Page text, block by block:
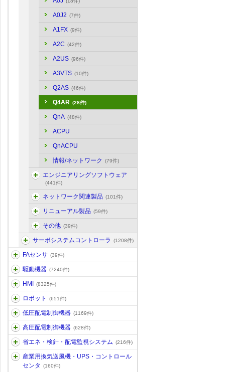
A0J2 (7件)
A1FX (9件)
A2C (42件)
A2US (96件)
A3VTS (10件)
Q2AS (46件)
Q4AR (28件)
QnA (48件)
ACPU
QnACPU
情報/ネットワーク (79件)
エンジニアリングソフトウェア
(441件)
ネットワーク関連製品 (101件)
リニューアル製品 (59件)
その他 (39件)
サーボシステムコントローラ (1208件)
FAセンサ (39件)
駆動機器 (7240件)
HMI (8325件)
ロボット (651件)
低圧配電制御機器 (1169件)
高圧配電制御機器 (628件)
省エネ・検針・配電監視システム (216件)
産業用換気送風機・UPS・コントロール
センタ
(160件)